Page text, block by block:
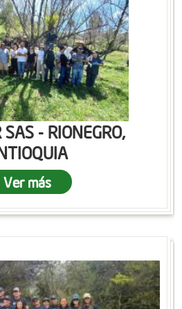
SAS - RIONEGRO,
Ver más